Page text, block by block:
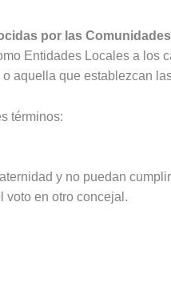
por las
Entidades Locales a los
aquella que establezcan
términos:
y no puedan
voto en otro concejal.